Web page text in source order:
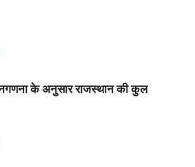
के अनुसार राजस्थान की कुल